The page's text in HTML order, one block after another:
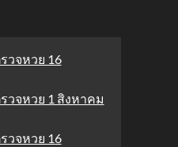
วจหวย 16
วจหวย 1 สิงหาคม
วจหวย 16